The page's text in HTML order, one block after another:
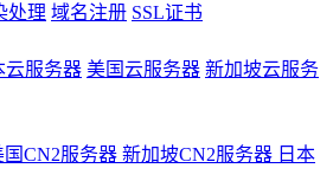
处理 域名注册 SSL证书
云服务器 美国云服务器 新加坡云服务
国CN2服务器 新加坡CN2服务器 日本